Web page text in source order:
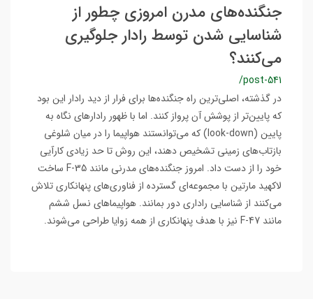
جنگنده‌های مدرن امروزی چطور از
شناسایی شدن توسط رادار جلوگیری
می‌کنند؟
/post-541
در گذشته، اصلی‌ترین راه جنگنده‌ها برای فرار از دید رادار این بود
که پایین‌تر از پوشش آن پرواز کنند. اما با ظهور رادارهای نگاه به
پایین (look-down) که می‌توانستند هواپیما را در میان شلوغی
بازتاب‌های زمینی تشخیص دهند، این روش تا حد زیادی کارآیی
خود را از دست داد. امروز جنگنده‌های مدرنی مانند F-35 ساخت
لاکهید مارتین با مجموعه‌ای گسترده از فناوری‌های پنهانکاری تلاش
می‌کنند از شناسایی راداری دور بمانند. هواپیماهای نسل ششم
مانند F-47 نیز با هدف پنهانکاری از همه زوایا طراحی می‌شوند.